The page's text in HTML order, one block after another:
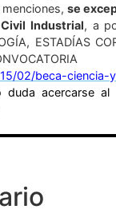
se
Industrial, a
ESTADÍAS
02/beca-ciencia-
duda acercarse al